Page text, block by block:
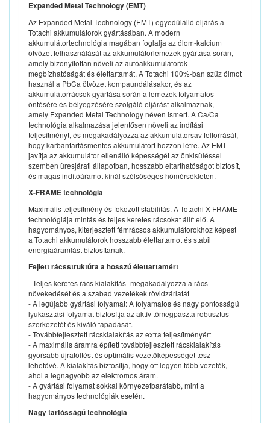
Expanded Metal Technology (EMT)
Az Expanded Metal Technology (EMT) egyedülálló eljárás a
Totachi akkumulátorok gyártásában. A modern
akkumulátortechnológia magában foglalja az ólom-kalcium
ötvözet felhasználását az akkumulátorlemezek gyártása során,
amely bizonyítottan növeli az autóakkumulátorok
megbízhatóságát és élettartamát. A Totachi 100%-ban szűz ólmot
használ a PbCa ötvözet kompaundálásakor, és az
akkumulátorrácsok gyártása során a lemezek folyamatos
öntésére és bélyegzésére szolgáló eljárást alkalmaznak,
amely Expanded Metal Technology néven ismert. A Ca/Ca
technológia alkalmazása jelentősen növeli az indítási
teljesítményt, és megakadályozza az akkumulátorsav felforrását,
hogy karbantartásmentes akkumulátort hozzon létre. Az EMT
javítja az akkumulátor ellenálló képességét az önkisüléssel
szemben üresjárati állapotban, hosszabb eltarthatóságot biztosít,
és magas indítóáramot kínál szélsőséges hőmérsékleten.
X-FRAME technológia
Maximális teljesítmény és fokozott stabilitás. A Totachi X-FRAME
technológiája mintás és teljes keretes rácsokat állít elő. A
hagyományos, kiterjesztett fémrácsos akkumulátorokhoz képest
a Totachi akkumulátorok hosszabb élettartamot és stabil
energiaáramlást biztosítanak.
Fejlett rácsstruktúra a hosszú élettartamért
- Teljes keretes rács kialakítás- megakadályozza a rács
növekedését és a szabad vezetékek rövidzárlatát
- A legújabb gyártási folyamat: A folyamatos és nagy pontosságú
lyukasztási folyamat biztosítja az aktív tömegpaszta robusztus
szerkezetét és kiváló tapadását.
- Továbbfejlesztett rácskialakítás az extra teljesítményért
- A maximális áramra épített továbbfejlesztett rácskialakítás
gyorsabb újratöltést és optimális vezetőképességet tesz
lehetővé. A kialakítás biztosítja, hogy ott legyen több vezeték,
ahol a legnagyobb az elektromos áram.
- A gyártási folyamat sokkal környezetbarátabb, mint a
hagyományos technológiák esetén.
Nagy tartósságú technológia